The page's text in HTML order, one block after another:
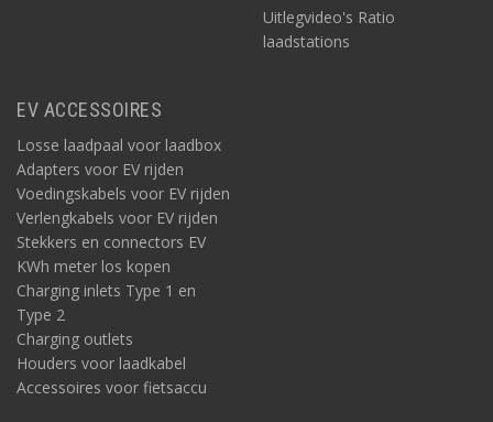
Uitlegvideo's Ratio
laadstations
EV ACCESSOIRES
Losse laadpaal voor laadbox
Adapters voor EV rijden
Voedingskabels voor EV rijden
Verlengkabels voor EV rijden
Stekkers en connectors EV
KWh meter los kopen
Charging inlets Type 1 en
Type 2
Charging outlets
Houders voor laadkabel
Accessoires voor fietsaccu